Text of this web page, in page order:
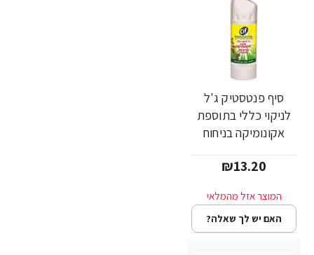
סיף פנטסטיק ג'ל
לניקוי כללי בתוספת
אקונומיקה בניחוח
מבית CIF
₪13.20
האם יש לך שאלה?